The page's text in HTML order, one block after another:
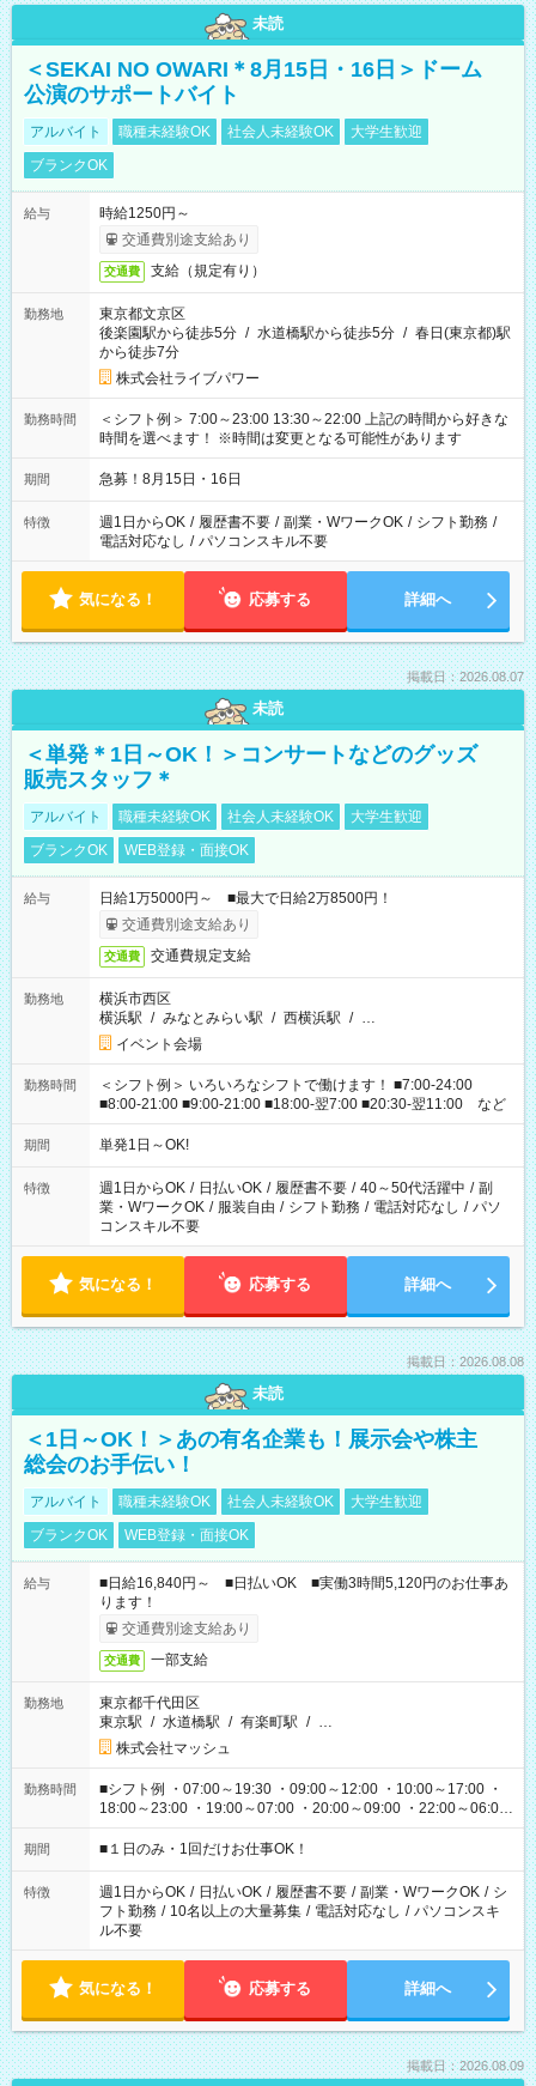
未読
＜SEKAI NO OWARI＊8月15日・16日＞ドーム
公演のサポートバイト
アルバイト 職種未経験OK 社会人未経験OK
大学生歓迎
ブランクOK
給与
時給1250円～
交通費別途支給あり
交通費 支給（規定有り）
勤務地
東京都文京区
後楽園駅から徒歩5分 / 水道橋駅から徒歩5分 / 春日(東京都)駅
から徒歩7分
株式会社ライブパワー
勤務時間
＜シフト例＞ 7:00～23:00 13:30～22:00 上記の時間から好きな
時間を選べます！ ※時間は変更となる可能性があります
期間 急募！8月15日・16日
特徴 週1日からOK / 履歴書不要 / 副業・WワークOK / シフト勤務 /
電話対応なし / パソコンスキル不要
気になる！ 応募する 詳細へ
掲載日：2026.08.07
未読
＜単発＊1日～OK！＞コンサートなどのグッズ
販売スタッフ＊
アルバイト 職種未経験OK 社会人未経験OK
大学生歓迎
ブランクOK
WEB登録・面接OK
給与
日給1万5000円～ ■最大で日給2万8500円！
交通費別途支給あり
交通費 交通費規定支給
勤務地
横浜市西区
横浜駅 / みなとみらい駅 / 西横浜駅 / …
イベント会場
勤務時間
＜シフト例＞ いろいろなシフトで働けます！ ■7:00-24:00
■8:00-21:00 ■9:00-21:00 ■18:00-翌7:00 ■20:30-翌11:00 など
期間 単発1日～OK!
特徴 週1日からOK / 日払いOK / 履歴書不要 / 40～50代活躍中 / 副
業・WワークOK / 服装自由 / シフト勤務 / 電話対応なし / パソ
コンスキル不要
気になる！ 応募する 詳細へ
掲載日：2026.08.08
未読
＜1日～OK！＞あの有名企業も！展示会や株主
総会のお手伝い！
アルバイト 職種未経験OK 社会人未経験OK
大学生歓迎
ブランクOK
WEB登録・面接OK
給与
■日給16,840円～ ■日払いOK ■実働3時間5,120円のお仕事あ
ります！
交通費別途支給あり
交通費 一部支給
勤務地
東京都千代田区
東京駅 / 水道橋駅 / 有楽町駅 / …
株式会社マッシュ
勤務時間
■シフト例 ・07:00～19:30 ・09:00～12:00 ・10:00～17:00 ・
18:00～23:00 ・19:00～07:00 ・20:00～09:00 ・22:00～06:00
etc ★最短で3時間で5,120円のお仕事から 15時間で2万円近く稼
げるお仕事も！ ご希望のお時間に合わせてご紹介！ ※シフトは
ください！
期間 ■１日のみ・1回だけお仕事OK！
特徴 週1日からOK / 日払いOK / 履歴書不要 / 副業・WワークOK / シ
フト勤務 / 10名以上の大量募集 / 電話対応なし / パソコンスキ
ル不要
気になる！ 応募する 詳細へ
掲載日：2026.08.09